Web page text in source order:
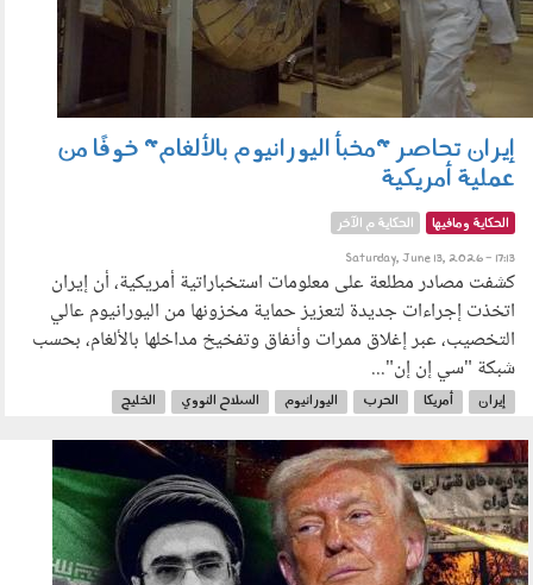
إيران تحاصر "مخبأ اليورانيوم بالألغام" خوفًا من
عملية أمريكية
الحكاية ومافيها الحكاية م الآخر
Saturday, June 13, 2026 - 17:13
كشفت مصادر مطلعة على معلومات استخباراتية أمريكية، أن إيران
اتخذت إجراءات جديدة لتعزيز حماية مخزونها من اليورانيوم عالي
التخصيب، عبر إغلاق ممرات وأنفاق وتفخيخ مداخلها بالألغام، بحسب
شبكة "سي إن إن"...
إيران أمريكا الحرب اليورانيوم السلاح النووي
الخليج
120601.jpg